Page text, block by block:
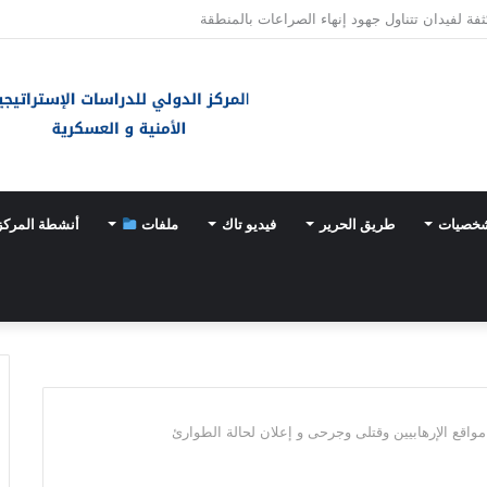
لمشروع إماراتي جديد عملاق في الزعفرانة
طريق الحرير فيديو تاك ملفات أنشطة المركز
الإرهابيين وقتلى وجرحى و إعلان لحالة الطوارئ